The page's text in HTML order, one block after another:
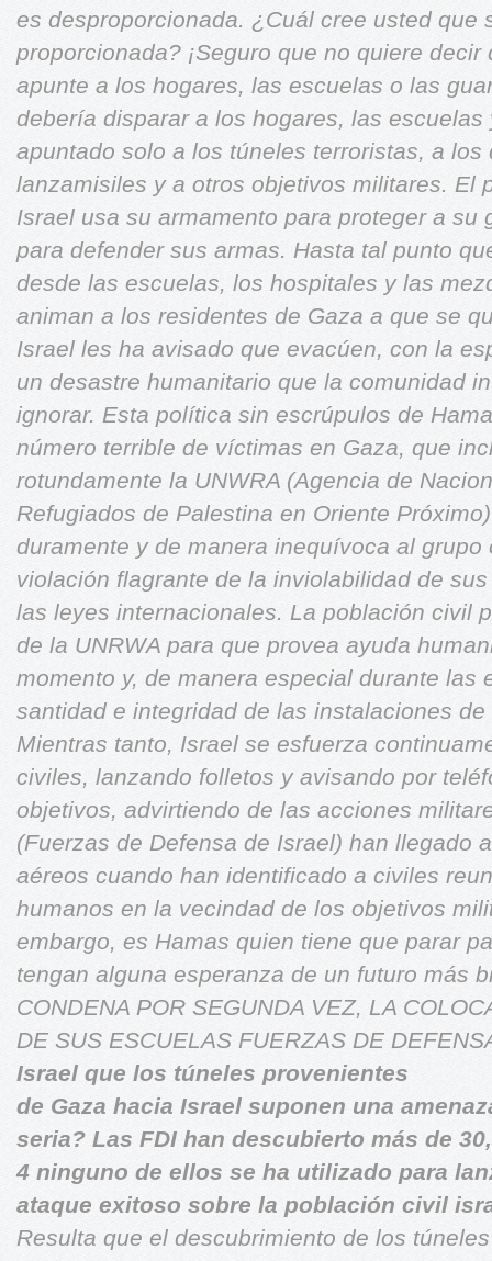
es desproporcionada. ¿Cuál cree usted que
proporcionada? ¡Seguro que no quiere
apunte a los hogares, las escuelas o las
debería disparar a los hogares, las
apuntado solo a los túneles terroristas, a
lanzamisiles y a otros objetivos militares. El
Israel usa su armamento para proteger a su
para defender sus armas. Hasta tal punto
desde las escuelas, los hospitales y las
animan a los residentes de Gaza a que se
Israel les ha avisado que evacúen, con la
un desastre humanitario que la comunidad
ignorar. Esta política sin escrúpulos de
número terrible de víctimas en Gaza, que
rotundamente la UNWRA (Agencia de
Refugiados de Palestina en Oriente
duramente y de manera inequívoca al
violación flagrante de la inviolabilidad de
las leyes internacionales. La población civil
de la UNRWA para que provea ayuda
momento y, de manera especial durante las
santidad e integridad de las instalaciones
Mientras tanto, Israel se esfuerza
civiles, lanzando folletos y avisando por
objetivos, advirtiendo de las acciones
(Fuerzas de Defensa de Israel) han llegado
aéreos cuando han identificado a civiles
humanos en la vecindad de los objetivos
embargo, es Hamas quien tiene que parar
tengan alguna esperanza de un futuro más
CONDENA POR SEGUNDA VEZ, LA
DE SUS ESCUELAS FUERZAS DE
Israel que los túneles provenientes
de Gaza hacia Israel suponen una
seria? Las FDI han descubierto más de
4 ninguno de ellos se ha utilizado para
ataque exitoso sobre la población civil
Resulta que el descubrimiento de los